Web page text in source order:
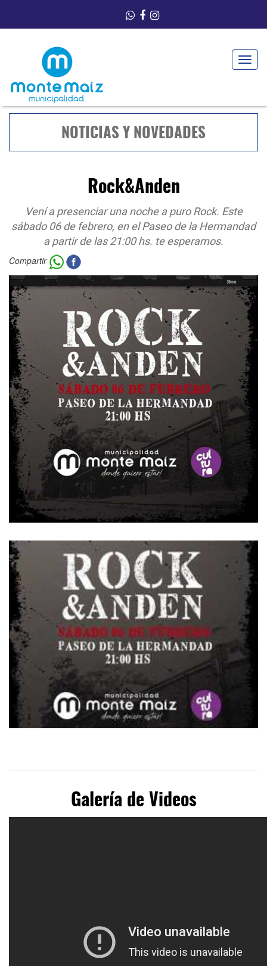
Toggle
NOTICIAS Y NOVEDADES
Rock&Anden
Vení a presenciar una noche a puro Rock. Este
sábado 06 de febrero, en el Paseo de la Hermandad
a partir de las 21:00 hs. te esperamos.
Compartir
Galería de Videos